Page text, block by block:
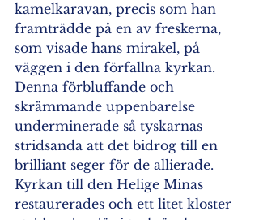
kamelkaravan, precis som han
framträdde på en av freskerna,
som visade hans mirakel, på
väggen i den förfallna kyrkan.
Denna förbluffande och
skrämmande uppenbarelse
underminerade så tyskarnas
stridsanda att det bidrog till en
brilliant seger för de allierade.
Kyrkan till den Helige Minas
restaurerades och ett litet kloster